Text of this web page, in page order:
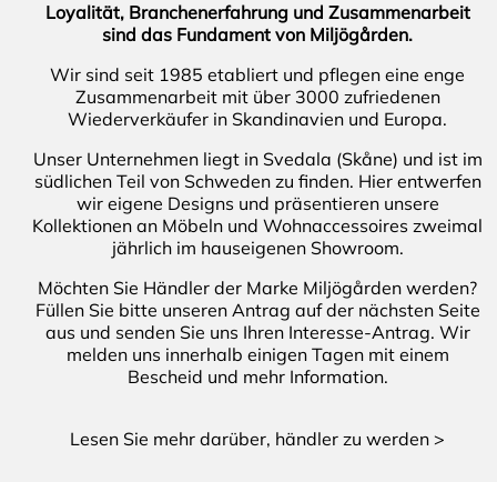
Loyalität, Branchenerfahrung und Zusammenarbeit
sind das Fundament von Miljögården.
Wir sind seit 1985 etabliert und pflegen eine enge
Zusammenarbeit mit über 3000 zufriedenen
Wiederverkäufer in Skandinavien und Europa.
Unser Unternehmen liegt in Svedala (Skåne) und ist im
südlichen Teil von Schweden zu finden. Hier entwerfen
wir eigene Designs und präsentieren unsere
Kollektionen an Möbeln und Wohnaccessoires zweimal
jährlich im hauseigenen Showroom.
Möchten Sie Händler der Marke Miljögården werden?
Füllen Sie bitte unseren Antrag auf der nächsten Seite
aus und senden Sie uns Ihren Interesse-Antrag. Wir
melden uns innerhalb einigen Tagen mit einem
Bescheid und mehr Information.
Lesen Sie mehr darüber, händler zu werden >